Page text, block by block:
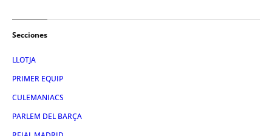
Secciones
LLOTJA
PRIMER EQUIP
CULEMANIACS
PARLEM DEL BARÇA